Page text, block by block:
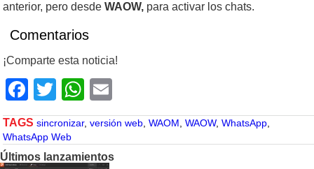
anterior, pero desde WAOW, para activar los chats.
Comentarios
¡Comparte esta noticia!
Facebook
TwitterWhatsApp
TAGS sincronizar, versión web, WAOM, WAOW, WhatsApp,
WhatsApp Web
Últimos lanzamientos